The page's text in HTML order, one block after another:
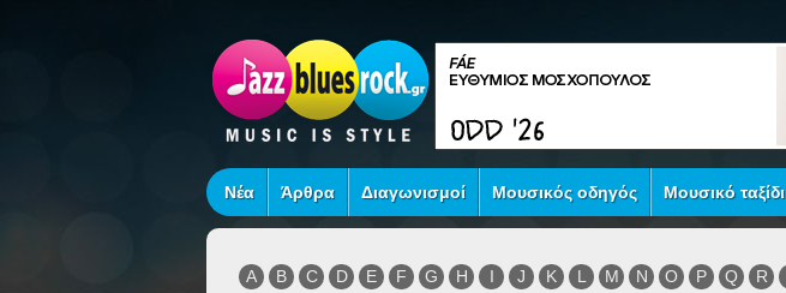
Νέα Άρθρα Διαγωνισμοί Μουσικός οδηγός Μουσικό ταξίδι
A B C D E F G H I J K L M N O P Q R